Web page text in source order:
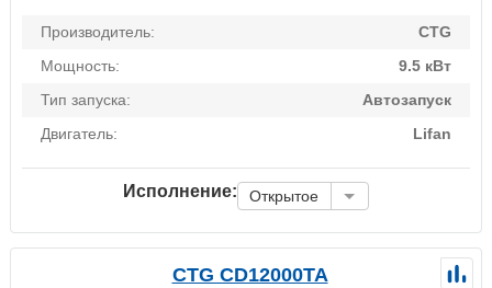
Производитель:
CTG
Мощность:
9.5 кВт
Тип запуска:
Автозапуск
Двигатель:
Lifan
Исполнение: Открытое
CTG CD12000TA